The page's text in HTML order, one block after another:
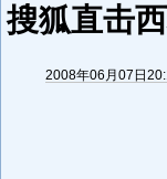
搜狐直击
2008年06月07日